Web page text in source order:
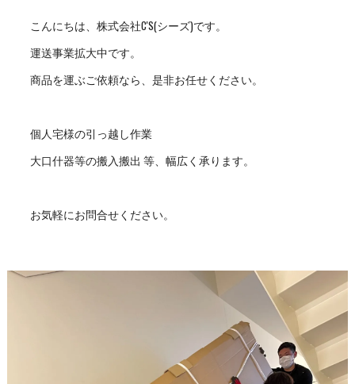
こんにちは、株式会社C'S(シーズ)です。
運送事業拡大中です。
商品を運ぶご依頼なら、是非お任せください。
個人宅様の引っ越し作業
大口什器等の搬入搬出 等、幅広く承ります。
お気軽にお問合せください。